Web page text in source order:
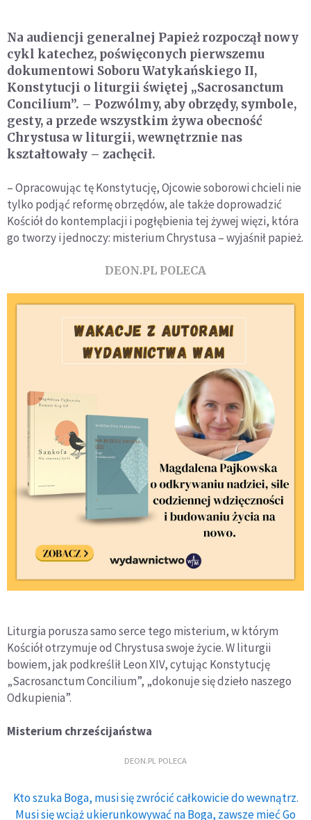
Na audiencji generalnej Papież rozpoczął nowy
cykl katechez, poświęconych pierwszemu
dokumentowi Soboru Watykańskiego II,
Konstytucji o liturgii świętej „Sacrosanctum
Concilium”. – Pozwólmy, aby obrzędy, symbole,
gesty, a przede wszystkim żywa obecność
Chrystusa w liturgii, wewnętrznie nas
kształtowały – zachęcił.
– Opracowując tę Konstytucję, Ojcowie soborowi chcieli nie
tylko podjąć reformę obrzędów, ale także doprowadzić
Kościół do kontemplacji i pogłębienia tej żywej więzi, która
go tworzy i jednoczy: misterium Chrystusa – wyjaśnił papież.
DEON.PL POLECA
Liturgia porusza samo serce tego misterium, w którym
Kościół otrzymuje od Chrystusa swoje życie. W liturgii
bowiem, jak podkreślił Leon XIV, cytując Konstytucję
„Sacrosanctum Concilium”, „dokonuje się dzieło naszego
Odkupienia”.
Misterium chrześcijaństwa
DEON.PL POLECA
Kto szuka Boga, musi się zwrócić całkowicie do wewnątrz.
Musi się wciąż ukierunkowywać na Boga, zawsze mieć Go